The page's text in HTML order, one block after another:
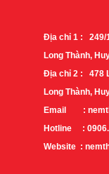
Địa chỉ 1 : 249/
Long Thành,
Địa chỉ 2 : 478
Long Thành,
Email :
Hotline :
Website :